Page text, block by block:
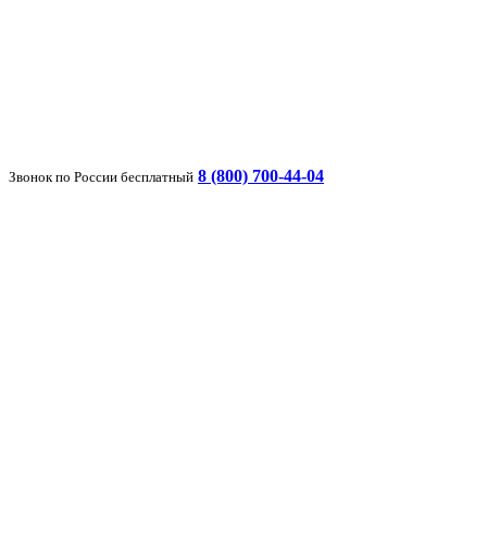
Звонок по России бесплатный 8 (800) 700-44-04